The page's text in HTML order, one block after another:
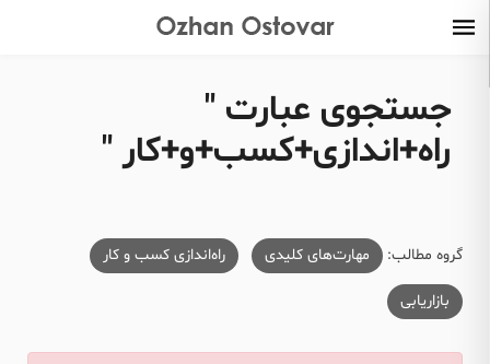
جستجوی عبارت "
راه+اندازی+کسب+و+کار "
گروه مطالب: مهارت‌های کلیدی راه‌اندازی کسب و کار
بازاریابی